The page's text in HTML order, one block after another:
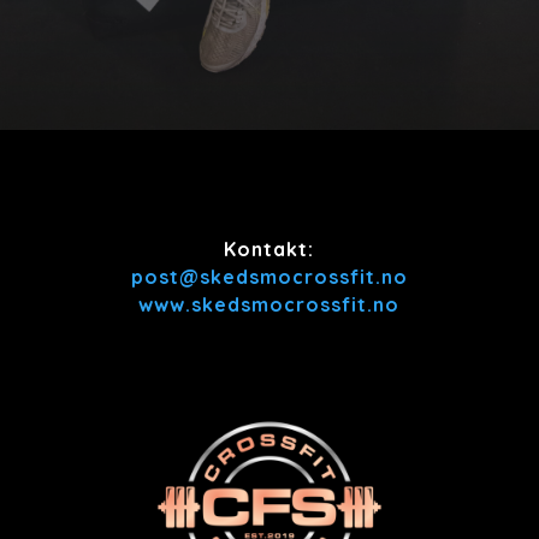
Kontakt:
post@skedsmocrossfit.no
www.skedsmocrossfit.no